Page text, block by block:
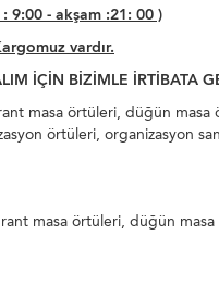
9:00 - akşam :21: 00 )
vardır.
İÇİN BİZİMLE İRTİBATA
masa örtüleri, düğün
örtüleri, organizasyon
masa örtüleri, düğün